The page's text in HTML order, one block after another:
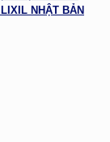
NHẬT BẢN